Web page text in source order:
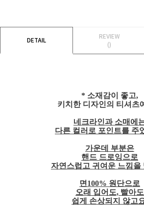
DETAIL
REVIEW
()
* 소재감이 좋고,
키치한 디자인의 티셔츠
네크라인과 소매에
다른 컬러로 포인트를 주
가운데 부분은
핸드 드로잉으로
자연스럽고 귀여운 느낌을
면100% 원단으로
오래 입어도, 빨아도
쉽게 손상되지 않고